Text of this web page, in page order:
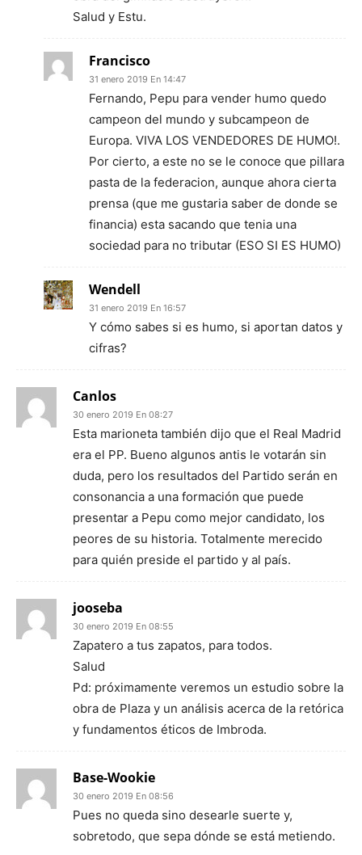
Salud y Estu.
Francisco
31 enero 2019 En 14:47
Fernando, Pepu para vender humo quedo
campeon del mundo y subcampeon de
Europa. VIVA LOS VENDEDORES DE HUMO!.
Por cierto, a este no se le conoce que pillara
pasta de la federacion, aunque ahora cierta
prensa (que me gustaria saber de donde se
financia) esta sacando que tenia una
sociedad para no tributar (ESO SI ES HUMO)
Wendell
31 enero 2019 En 16:57
Y cómo sabes si es humo, si aportan datos y
cifras?
Canlos
30 enero 2019 En 08:27
Esta marioneta también dijo que el Real Madrid
era el PP. Bueno algunos antis le votarán sin
duda, pero los resultados del Partido serán en
consonancia a una formación que puede
presentar a Pepu como mejor candidato, los
peores de su historia. Totalmente merecido
para quién preside el partido y al país.
jooseba
30 enero 2019 En 08:55
Zapatero a tus zapatos, para todos.
Salud
Pd: próximamente veremos un estudio sobre la
obra de Plaza y un análisis acerca de la retórica
y fundamentos éticos de Imbroda.
Base-Wookie
30 enero 2019 En 08:56
Pues no queda sino desearle suerte y,
sobretodo, que sepa dónde se está metiendo.